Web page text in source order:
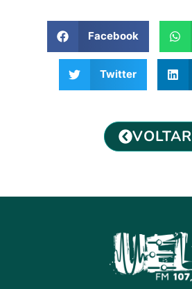
Facebook
Twitter
VOLTAR